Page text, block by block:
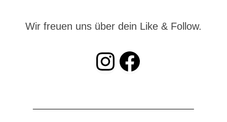
Christkindwiegen 2024
Christkindwiegen 2023
Christkindwiegen 2022
Christkindwiegen 2019
Wir freuen uns über dein Like & Follow.
INSTAGRAM Facebook